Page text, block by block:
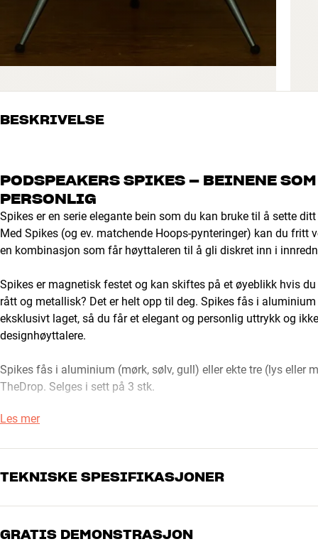
BESKRIVELSE
PODSPEAKERS SPIKES – BEINENE
PERSONLIG
Spikes er en serie elegante bein som du kan bruke til å sette
Med Spikes (og ev. matchende Hoops-pynteringer) kan du
en kombinasjon som får høyttaleren til å gli diskret inn i
Spikes er magnetisk festet og kan skiftes på et øyeblikk hvis
rått og metallisk? Det er helt opp til deg. Spikes fås i
eksklusivt laget, så du får et elegant og personlig uttrykk og
designhøyttalere.
Spikes fås i aluminium (mørk, sølv, gull) eller ekte tre (lys eller
TheDrop. Selges i sett på 3 stk.
Les mer
TEKNISKE SPESIFIKASJONER
DIMENSJONER OG DESIGN
GRATIS DEMONSTRASJON